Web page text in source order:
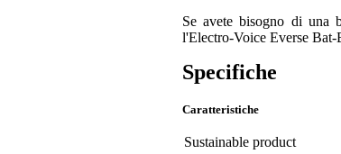
Se avete bisogno di una
l'Electro-Voice Everse
Specifiche
Caratteristiche
Sustainable product